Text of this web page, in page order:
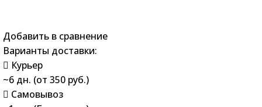
Добавить в сравнение
Варианты доставки:
Курьер
~6 дн. (от 350 руб.)
Самовывоз